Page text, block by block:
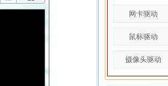
网卡驱动
鼠标驱动
摄像头驱动